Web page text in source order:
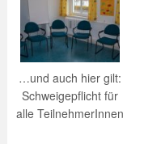
…und auch hier gilt:
Schweigepflicht für
alle TeilnehmerInnen